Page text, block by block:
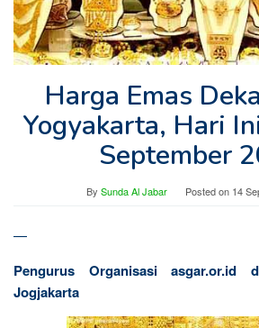
Harga Emas
Yogyakarta, Hari
September
By Sunda Al Jabar Posted on 14
—
Pengurus Organisasi
Jogjakarta